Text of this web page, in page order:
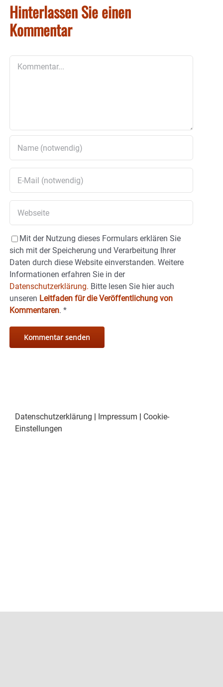
Hinterlassen Sie einen
Kommentar
Mit der Nutzung dieses Formulars erklären Sie
sich mit der Speicherung und Verarbeitung Ihrer
Daten durch diese Website einverstanden. Weitere
Informationen erfahren Sie in der
Datenschutzerklärung. Bitte lesen Sie hier auch
unseren Leitfaden für die Veröffentlichung von
Kommentaren. *
Datenschutzerklärung Impressum
Cookie-
Einstellungen